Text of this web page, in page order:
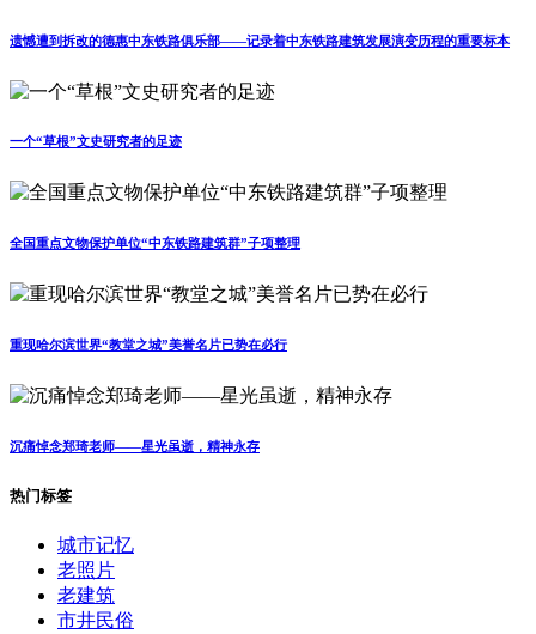
遗憾遭到拆改的德惠中东铁路俱乐部——记录着中东铁路建筑发展演变历程的重要标本
一个“草根”文史研究者的足迹
全国重点文物保护单位“中东铁路建筑群”子项整理
重现哈尔滨世界“教堂之城”美誉名片已势在必行
沉痛悼念郑琦老师——星光虽逝，精神永存
热门标签
城市记忆
老照片
老建筑
市井民俗